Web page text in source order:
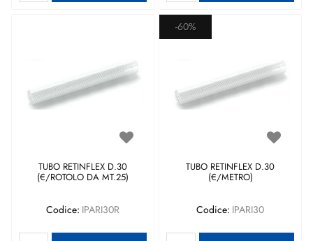
TUBO RETINFLEX D.30
(€/ROTOLO DA MT.25)
Codice: IPARI30R
-60%
TUBO RETINFLEX D.30
(€/METRO)
Codice: IPARI30